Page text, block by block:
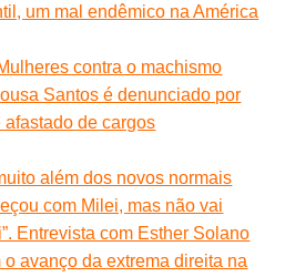
um mal endêmico na América
contra o machismo
Santos é denunciado por
de cargos
além dos novos normais
com Milei, mas não vai
Entrevista com Esther Solano
o avanço da extrema direita na